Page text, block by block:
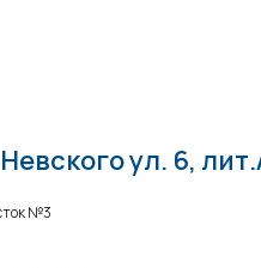
ул. 6,
№3